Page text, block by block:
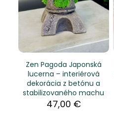
Zen Pagoda Japonská
lucerna – interiérová
dekorácia z betónu a
stabilizovaného machu
47,00 €